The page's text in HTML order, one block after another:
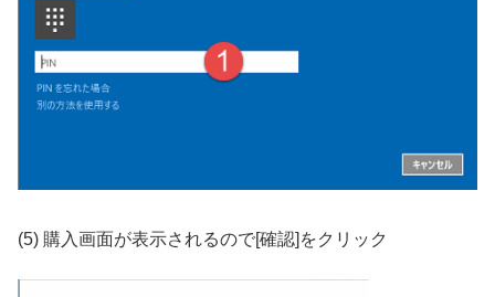
(5) 購入画面が表示されるので[確認]をクリック